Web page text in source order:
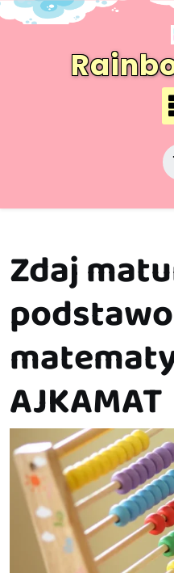
Skip
Zdaj
AJKAMAT